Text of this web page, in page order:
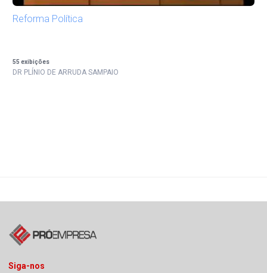
Reforma Política
55 exibições
DR PLÍNIO DE ARRUDA SAMPAIO
Siga-nos